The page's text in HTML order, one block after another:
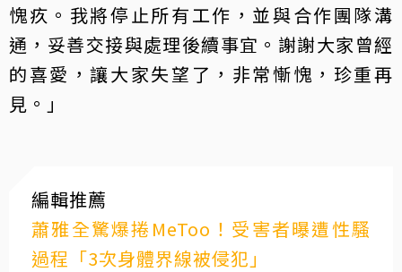
愧疚。我將停止所有工作，並與合作團隊溝
通，妥善交接與處理後續事宜。謝謝大家曾經
的喜愛，讓大家失望了，非常慚愧，珍重再
見。」
編輯推薦
蕭雅全驚爆捲MeToo！受害者曝遭性騷
過程「3次身體界線被侵犯」